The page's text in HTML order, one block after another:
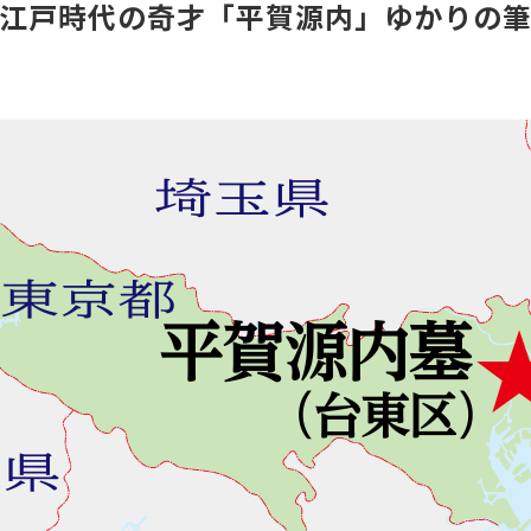
戸時代の奇才「平賀源内」ゆかりの